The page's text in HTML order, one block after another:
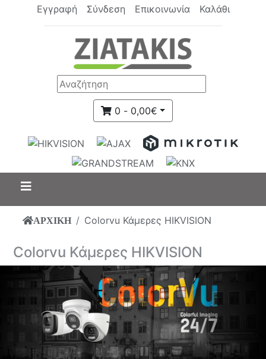
Εγγραφή Σύνδεση Επικοινωνία Καλάθι
0 - 0,00€
ΑΡΧΙΚΗ Colorvu Κάμερες HIKVISION
Colorvu Κάμερες HIKVISION